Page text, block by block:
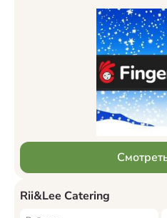
Rii&Lee Catering